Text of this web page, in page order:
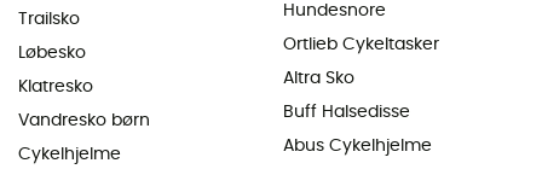
Trailsko
Løbesko
Klatresko
Vandresko børn
Cykelhjelme
Hundesnore
Ortlieb Cykeltasker
Altra Sko
Buff Halsedisse
Abus Cykelhjelme